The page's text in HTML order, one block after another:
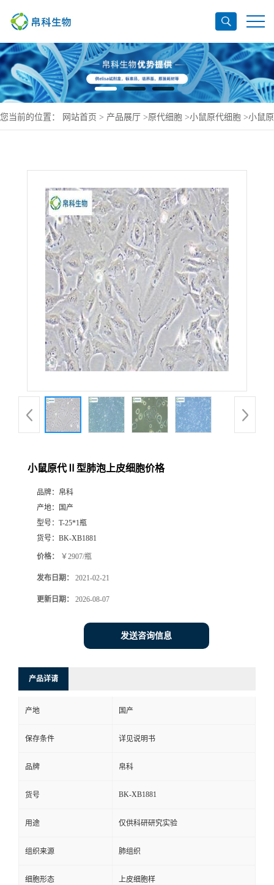
您当前的位置： 网站首页 > 产品展厅 >原代细胞 >小鼠原代细胞 >小鼠原
小鼠原代Ⅱ型肺泡上皮细胞价格
品牌： 帛科
产地：
国产
型号： T-25*1瓶
货号： BK-XB1881
价格： ￥2907/瓶
发布日期： 2021-02-21
更新日期： 2026-08-07
发送咨询信息
产品详请
产地 国产
保存条件 详见说明书
品牌 帛科
货号 BK-XB1881
用途 仅供科研研究实验
组织来源 肺组织
细胞形态 上皮细胞样